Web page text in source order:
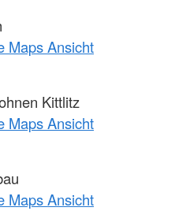
Maps Ansicht
Kittlitz
Maps Ansicht
Maps Ansicht